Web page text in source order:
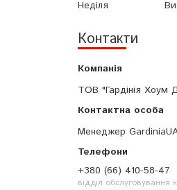
Неділя
Контакти
ТОВ "Гардінія Хоум
Менеджер
+380 (66) 410-58-47
відділ обслуговування